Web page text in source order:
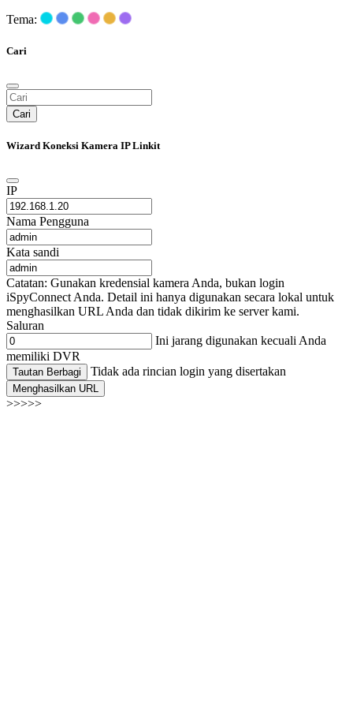
Tema:
Cari
Cari
Wizard Koneksi Kamera IP Linkit
IP
Nama Pengguna
Kata sandi
Catatan: Gunakan kredensial kamera Anda, bukan login
iSpyConnect Anda. Detail ini hanya digunakan secara lokal untuk
menghasilkan URL Anda dan tidak dikirim ke server kami.
Saluran
Ini jarang digunakan kecuali Anda
memiliki DVR
Tautan Berbagi Tidak ada rincian login yang disertakan
Menghasilkan URL
>>>>>